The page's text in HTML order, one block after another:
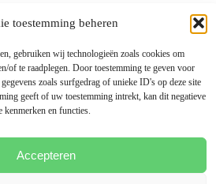
toestemming beheren
gebruiken wij technologieën zoals cookies om
of te raadplegen. Door toestemming te geven voor
zoals surfgedrag of unieke ID's op deze site
geeft of uw toestemming intrekt, kan dit negatieve
kenmerken en functies.
Accepteren